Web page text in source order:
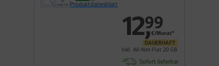
Produktdatenblatt
12,
99
€/Monat*
DAUERHAFT
Inkl. All-Net-Flat 20 GB
Sofort lieferbar